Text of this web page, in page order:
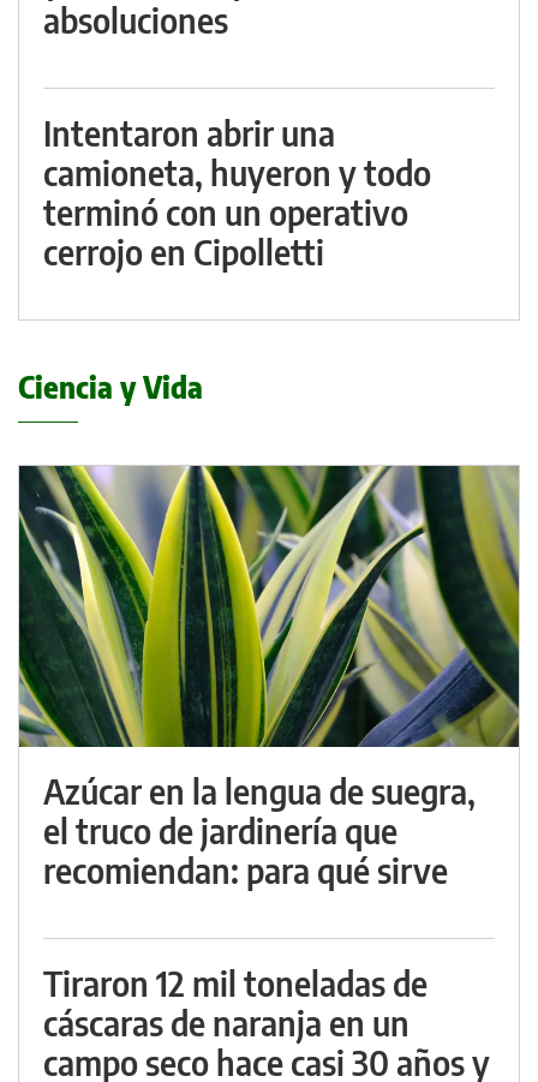
absoluciones
Intentaron abrir una
camioneta, huyeron y todo
terminó con un operativo
cerrojo en Cipolletti
Ciencia y Vida
Azúcar en la lengua de suegra,
el truco de jardinería que
recomiendan: para qué sirve
Tiraron 12 mil toneladas de
cáscaras de naranja en un
campo seco hace casi 30 años y